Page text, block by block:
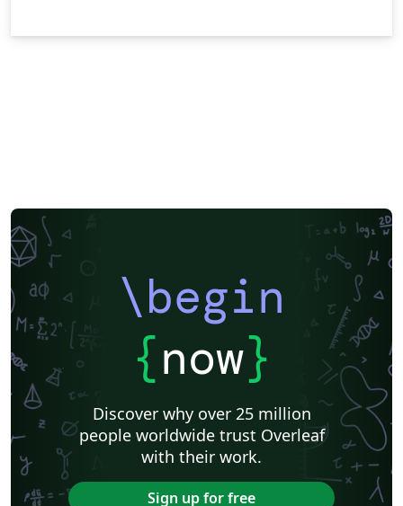
\begin
{now}
Discover why over 25 million
people worldwide trust Overleaf
with their work.
Sign up for free